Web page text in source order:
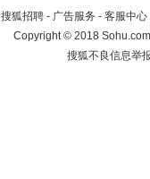
搜狐招聘 - 广告服务 - 客服中心
Copyright©2018
搜狐不良信息举